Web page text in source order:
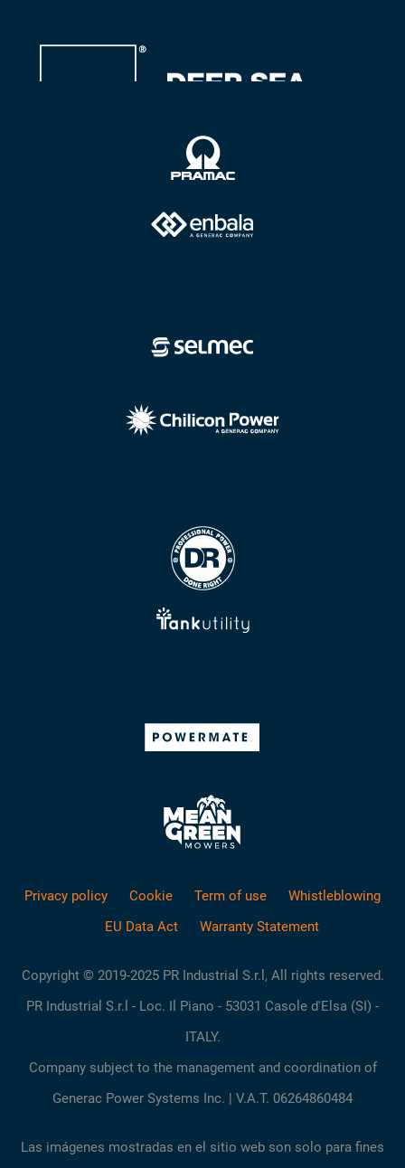
Privacy policy Cookie Term of use
Whistleblowing
EU Data Act
Warranty Statement
Copyright © 2019-2025 PR Industrial S.r.l, All rights reserved.
PR Industrial S.r.l - Loc. Il Piano - 53031 Casole d'Elsa (SI) -
ITALY.
Company subject to the management and coordination of
Generac Power Systems Inc. | V.A.T. 06264860484
Las imágenes mostradas en el sitio web son solo para fines